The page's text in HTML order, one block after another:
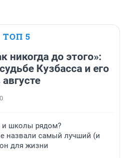
ТОП 5
никогда до этого»:
Кузбасса и его
и школы рядом?
назвали самый лучший (и
для жизни